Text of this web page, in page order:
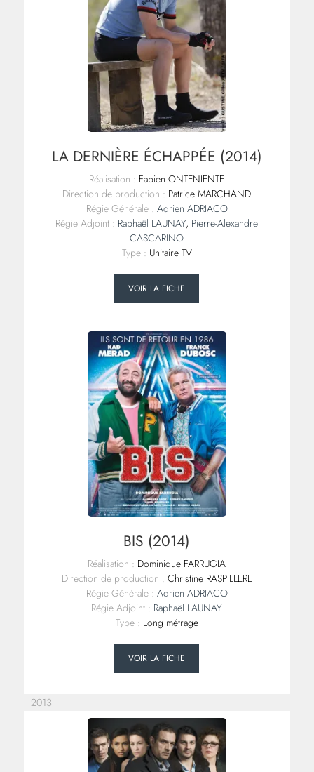
LA DERNIÈRE ÉCHAPPÉE (2014)
Réalisation : Fabien ONTENIENTE
Direction de production : Patrice MARCHAND
Régie Générale : Adrien ADRIACO
Régie Adjoint : Raphaël LAUNAY, Pierre-Alexandre
CASCARINO
Type : Unitaire TV
VOIR LA FICHE
BIS (2014)
Réalisation : Dominique FARRUGIA
Direction de production : Christine RASPILLERE
Régie Générale : Adrien ADRIACO
Régie Adjoint : Raphaël LAUNAY
Type : Long métrage
VOIR LA FICHE
2013